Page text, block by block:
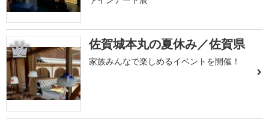
2 佐賀城本丸の夏休み／佐賀県
家族みんなで楽しめるイベントを開催！